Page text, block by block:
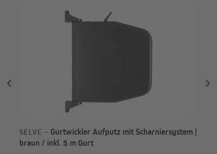
SELVE – Gurtwickler Aufputz mit Scharniersystem |
braun / inkl. 5 m Gurt